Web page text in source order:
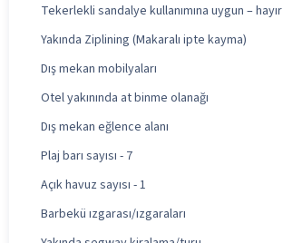
Tekerlekli sandalye kullanımına uygun – hayır
Yakında Ziplining (Makaralı ipte kayma)
Dış mekan mobilyaları
Otel yakınında at binme olanağı
Dış mekan eğlence alanı
Plaj barı sayısı - 7
Açık havuz sayısı - 1
Barbekü ızgarası/ızgaraları